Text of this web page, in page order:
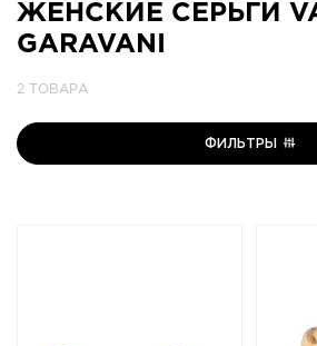
ЖЕНСКИЕ СЕРЬГИ
GARAVANI
2 ТОВАРА
ФИЛЬТРЫ